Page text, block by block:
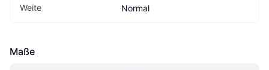
Weite Normal
Maße